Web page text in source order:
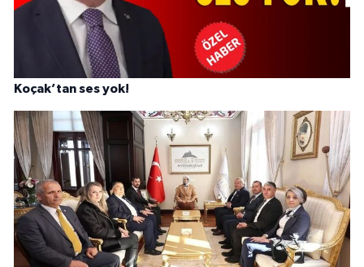
Koçak’tan ses yok!